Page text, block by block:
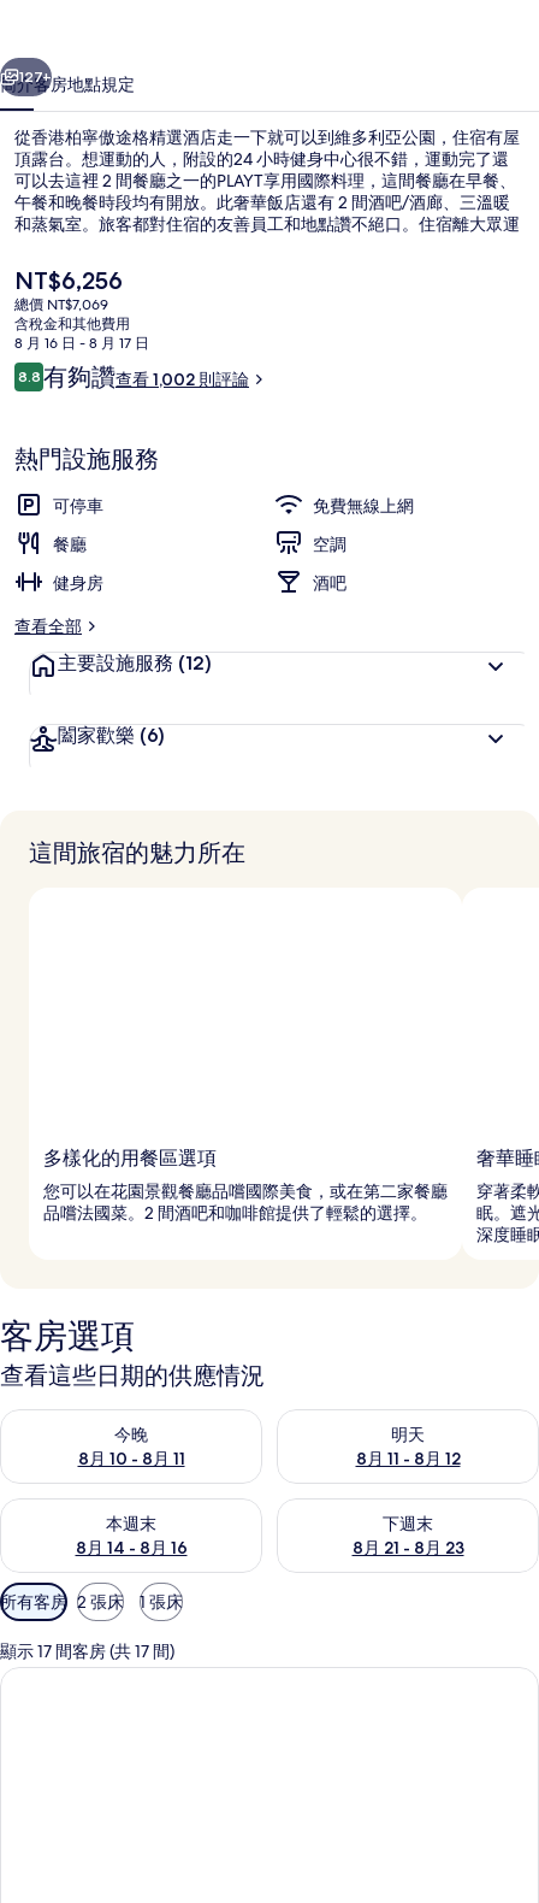
精
選
酒
店
的
相
片
集
個 下一個
127+
簡介客房地點規定
從香港柏寧傲途格精選酒店走一下就可以到維多利亞公園，住宿有屋
頂露台。想運動的人，附設的24 小時健身中心很不錯，運動完了還
可以去這裡 2 間餐廳之一的PLAYT享用國際料理，這間餐廳在早餐、
午餐和晚餐時段均有開放。此奢華飯店還有 2 間酒吧/酒廊、三溫暖
和蒸氣室。旅客都對住宿的友善員工和地點讚不絕口。住宿離大眾運
站也只要 4 分鐘。
目
前
的
價
格
是
NT$6,256
總價 NT$7,069
含稅金和其他費用
8 月 16 日 - 8 月 17 日
評
論
8.88.8 分，滿分 10 分，
有夠讚查看 1,002 則評論
熱門設施服務
可停車
免費無線上網
餐廳
空調
健身房
酒吧
查看全部
主要設施服務 (12)
闔家歡樂 (6)
這間旅宿的魅力所在
多樣化的用餐區選項
您可以在花園景觀餐廳品嚐國際美食，或在第二家餐廳
品嚐法國菜。2 間酒吧和咖啡館提供了輕鬆的選擇。
奢華睡
穿著柔
眠。遮
深度睡
客房選項
查看這些日期的供應情況
今晚
8月 10 - 8月 11
查看今晚 (8月 10 - 8月 11) 的供應情況
明天
8月 11 - 8月 12
查看明天 (8月 11 - 8月 12) 的供
本週末
8月 14 - 8月 16
查看本週末 (8月 14 - 8月 16) 的供應情況
下週末
8月 21 - 8月 23
查看下週末 (8月 21 - 8月 23)
可
用
的
客
所有客房 2 張床 1 張床
顯示 17 間客房 (共 17 間)